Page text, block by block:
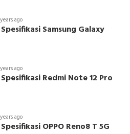
ago
Samsung Galaxy
ago
Redmi Note 12 Pro
ago
OPPO Reno8 T 5G